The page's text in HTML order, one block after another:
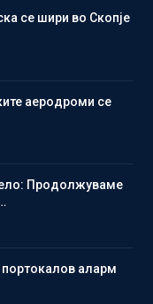
се шири во Скопје
аеродроми се
Продолжуваме
аларм